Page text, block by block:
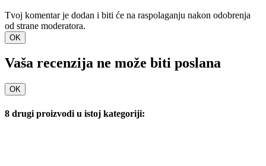
Tvoj komentar je dodan i biti će na raspolaganju nakon odobrenja
od strane moderatora.
OK
Vaša recenzija ne može biti poslana
OK
8 drugi proizvodi u istoj kategoriji: